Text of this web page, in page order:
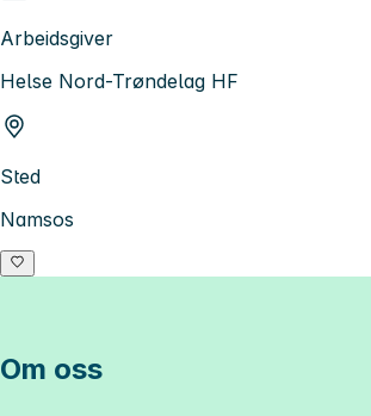
Arbeidsgiver
Helse Nord-Trøndelag HF
Sted
Namsos
Om oss